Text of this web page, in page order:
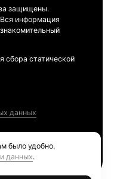
защищены.
информация
сбора статической
данных
было удобно.
данных.